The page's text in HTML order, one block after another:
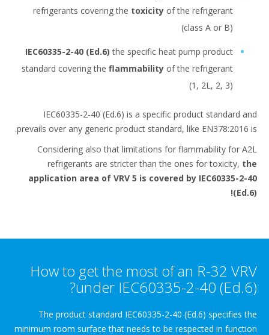
refrigerants covering thetoxicityof the
(class A or
IEC60335-2-40 (Ed.6)the specific heat pump
standard covering theflammabilityof the
IEC60335-2-40 (Ed.6) is a specific product
prevails over any generic product standard, like
Considering also that limitations for
refrigerants are stricter than the ones for
application area of VRV 5 is covered by
How to get the most of an R-
under IEC60335-2-40
The product standard IEC60335-2-40 (Ed.6)
minimum room surface that needs to be respected